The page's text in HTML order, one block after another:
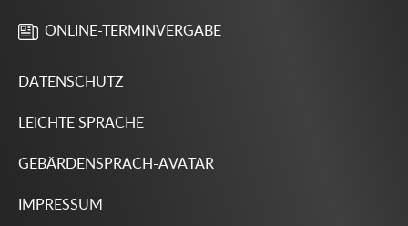
ONLINE-TERMINVERGABE
DATENSCHUTZ
LEICHTE SPRACHE
GEBÄRDENSPRACH-AVATAR
IMPRESSUM